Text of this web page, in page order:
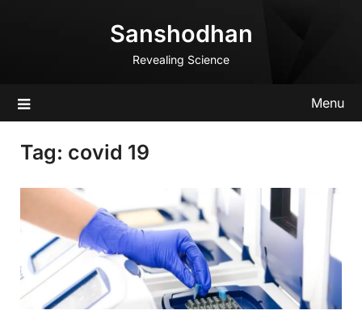
Sanshodhan
Revealing Science
Menu
Tag: covid 19